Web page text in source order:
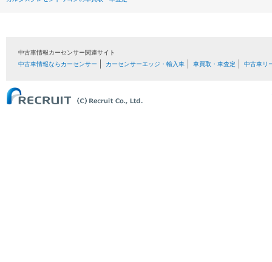
中古車情報カーセンサー関連サイト
中古車情報ならカーセンサー
カーセンサーエッジ・輸入車 車買取・車査定 中古車リ